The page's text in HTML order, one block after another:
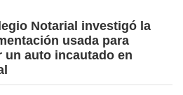
Notarial investigó la
usada para
un auto incautado en